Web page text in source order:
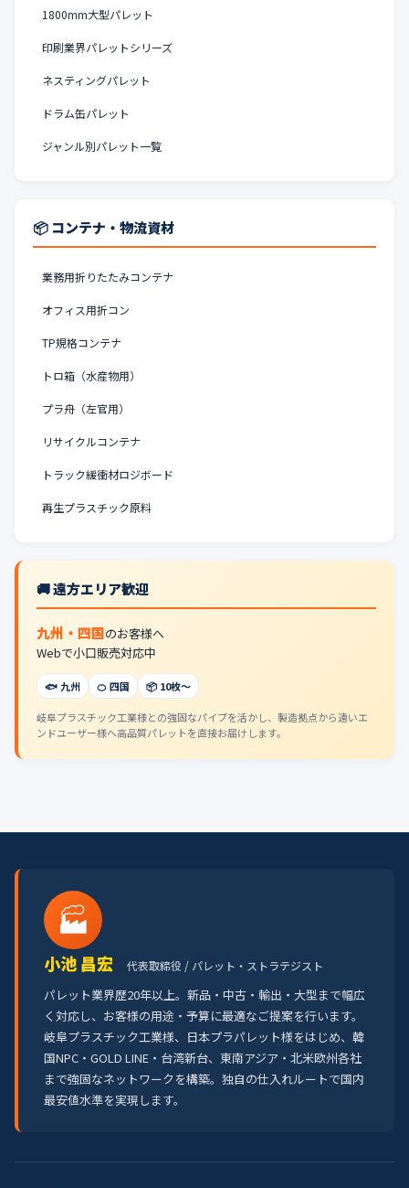
1800mm大型パレット
印刷業界パレットシリーズ
ネスティングパレット
ドラム缶パレット
ジャンル別パレット一覧
📦 コンテナ・物流資材
業務用折りたたみコンテナ
オフィス用折コン
TP規格コンテナ
トロ箱（水産物用）
プラ舟（左官用）
リサイクルコンテナ
トラック緩衝材ロジボード
再生プラスチック原料
🚚 遠方エリア歓迎
九州・四国のお客様へ
Webで小口販売対応中
🐟 九州 🍊 四国 📦 10枚〜
岐阜プラスチック工業様との強固なパイプを活かし、製造拠点から遠いエ
ンドユーザー様へ高品質パレットを直接お届けします。
🏭
小池 昌宏 代表取締役 / パレット・ストラテジスト
パレット業界歴20年以上。新品・中古・輸出・大型まで幅広
く対応し、お客様の用途・予算に最適なご提案を行います。
岐阜プラスチック工業様、日本プラパレット様をはじめ、韓
国NPC・GOLD LINE・台湾新台、東南アジア・北米欧州各社
まで強固なネットワークを構築。独自の仕入れルートで国内
最安値水準を実現します。